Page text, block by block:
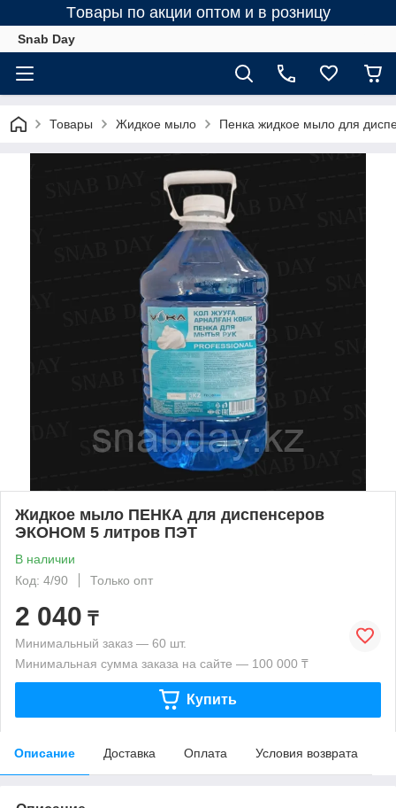
Tовары по акции оптом и в розницу
Snab Day
Товары Жидкое мыло Пенка жидкое мыло для
Жидкое мыло ПЕНКА для диспенсеров
ЭКОНОМ 5 литров ПЭТ
В наличии
Код: 4/90
Только опт
2 040 ₸
Минимальный заказ — 60 шт.
Минимальная сумма заказа на сайте — 100 000 ₸
Купить
Описание Доставка Оплата Условия возврата